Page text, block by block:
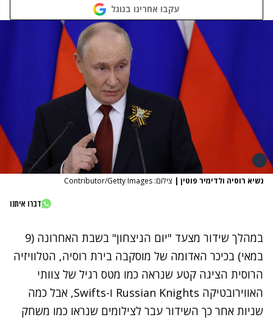
עקבו אחרינו בגוגל
נשיא רוסיה ולדימיר פוטין | צילום: Contributor/Getty Images
דברו איתנו
במהלך שידור מצעד "יום הניצחון" בשבת האחרונה (9
במאי) בכיכר האדומה של מוסקבה בירת רוסיה, הטלוויזיה
הרוסית הציגה קטע שנראה כמו מטס רגיל של צוותי
האווירובטיקה Russian Knights ו-Swifts, אבל כמה
שניות אחר כך השידור עבר לצילומים שנראו כמו משחק